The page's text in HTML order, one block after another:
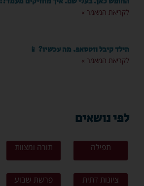
לקריאת המאמר »
הילד קיבל ווטסאפ. מה עכשיו? 📱
לקריאת המאמר »
לפי נושאים
תפילה תורה ומצוות
ציונות דתית פרשת שבוע